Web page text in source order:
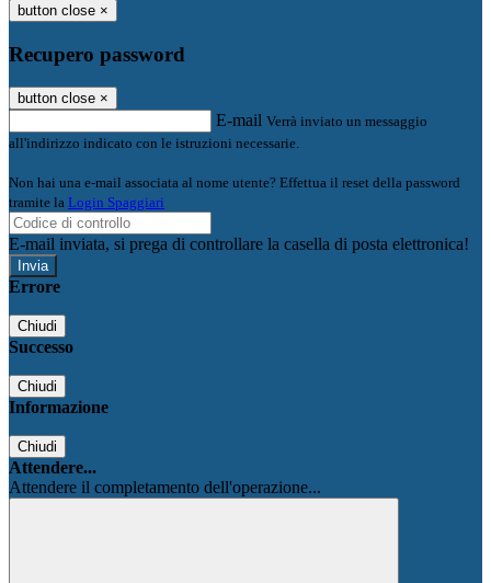
button close ×
Recupero password
button close ×
E-mail Verrà inviato un messaggio
all'indirizzo indicato con le istruzioni necessarie.
Non hai una e-mail associata al nome utente? Effettua il reset della password
tramite la Login Spaggiari
E-mail inviata, si prega di controllare la casella di posta elettronica!
Errore
Chiudi
Successo
Chiudi
Informazione
Chiudi
Attendere...
Attendere il completamento dell'operazione...